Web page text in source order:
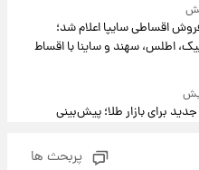
اقساطی سایپا اعلام شد؛
اطلس، سهند و ساینا با اقساط
برای بازار طلا؛ پیش‌بینی
پربحث ها